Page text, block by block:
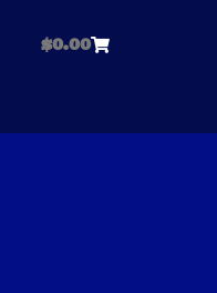
$0.00